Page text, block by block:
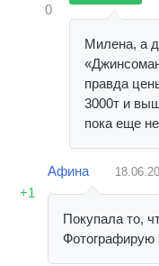
0
Милена, а
правда
3000т и
пока еще
+1
Афина
Покупала то,
Фотографирую